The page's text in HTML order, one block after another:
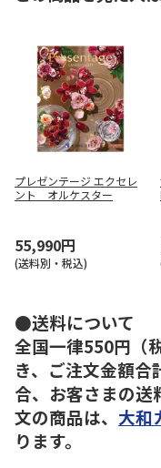
プレゼンテージ エクセレ
ント オルケスター
55,990円
(送料別・税込)
●送料について
全国一律550円（
き、ご注文金額
合、お客さまの送
文の商品は、 大和
ります。